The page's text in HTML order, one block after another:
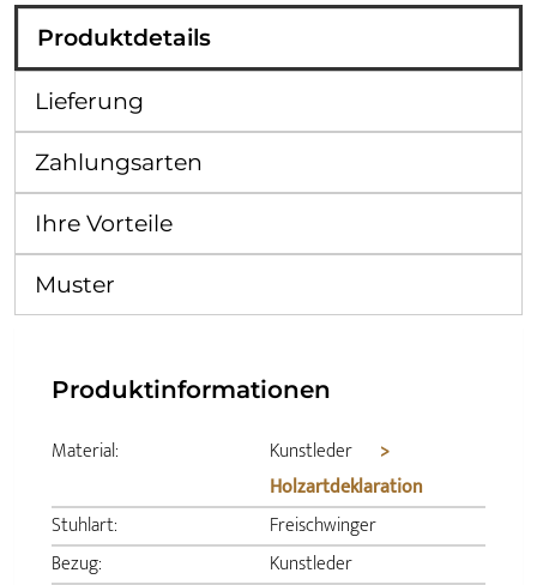
Produktdetails
Lieferung
Zahlungsarten
Ihre Vorteile
Muster
Produktinformationen
Material: Kunstleder
>
Holzartdeklaration
Stuhlart:
Freischwinger
Bezug:
Kunstleder